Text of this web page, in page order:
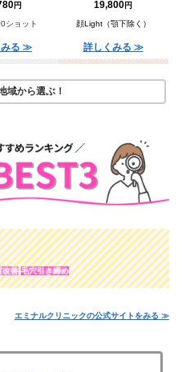
円
ショット
19,800円
顔Light（顎下除く）
みる ≫ 詳しくみる ≫
域から選ぶ！
改善 毛穴引き締め
エミナルクリニックの公式サイトをみる ≫